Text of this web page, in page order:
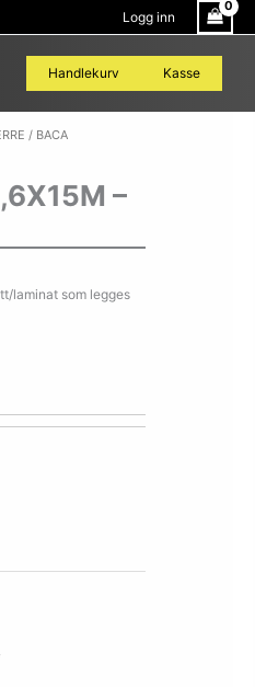
Logg inn
Handlekurv
Kasse
/ BACA
–
laminat som legges